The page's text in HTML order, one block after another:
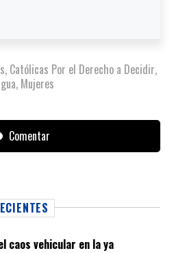
, Católicas Por el Derecho a Decidir,
, Mujeres
Comentar
caos vehicular en la ya